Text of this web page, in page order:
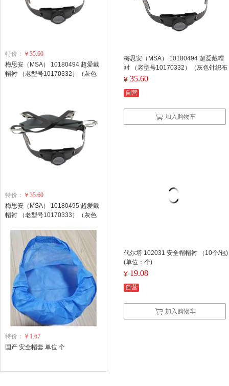
梅思安（MSA） 10180494 超爱戴帽
衬 （老型号10170332）（灰色针织布
吸汗带、尼龙顶带用于ABS帽壳） (单
¥ 35.60
自营
加入购物车
代尔塔 102031 安全帽帽衬 （10个/包)
(单位：个)
¥ 19.08
自营
加入购物车
特价： ￥35.60
梅思安（MSA） 10180494 超爱戴
帽衬 （老型号10170332）（灰色
特价： ￥35.60
梅思安（MSA） 10180495 超爱戴
帽衬 （老型号10170333）（灰色
帽壳） (单位：个)
特价： ￥1.67
国产 安全帽套 单位:个